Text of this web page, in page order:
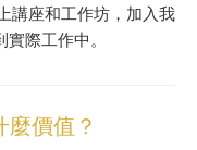
講座和工作坊，加入我
際工作中。
價值？